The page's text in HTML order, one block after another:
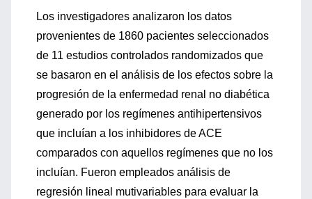
Los investigadores analizaron los datos
provenientes de 1860 pacientes seleccionados
de 11 estudios controlados randomizados que
se basaron en el análisis de los efectos sobre la
progresión de la enfermedad renal no diabética
generado por los regímenes antihipertensivos
que incluían a los inhibidores de ACE
comparados con aquellos regímenes que no los
incluían. Fueron empleados análisis de
regresión lineal mutivariables para evaluar la